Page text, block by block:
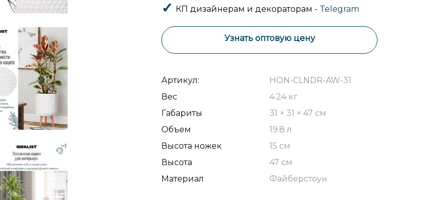
КП дизайнерам и декораторам - Telegram
Узнать оптовую цену
Артикул:
HON-CLNDR-AW-31
Вес
4.24 кг
Габариты
31 × 31 × 47 см
Объем
19.8 л
Высота ножек
15 см
Высота
47 см
Материал
Файберстоун